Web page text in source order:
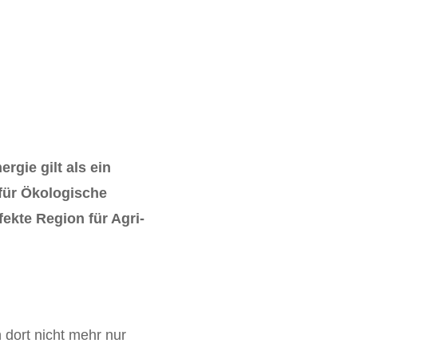
gilt als ein
Ökologische
Region für Agri-
dort nicht mehr nur